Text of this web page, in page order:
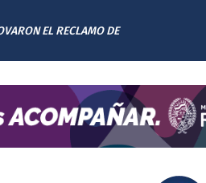
EL RECLAMO DE